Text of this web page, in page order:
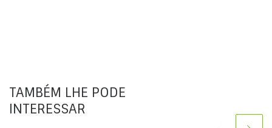
TAMBÉM LHE PODE
INTERESSAR